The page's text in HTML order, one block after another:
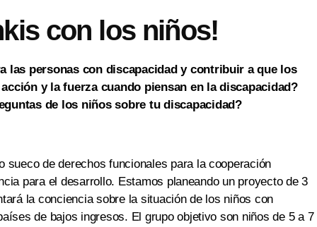
con los niños!
las personas con discapacidad y contribuir a que los
y la fuerza cuando piensan en la discapacidad?
de los niños sobre tu discapacidad?
sueco de derechos funcionales para la cooperación
para el desarrollo. Estamos planeando un proyecto de 3
la conciencia sobre la situación de los niños con
de bajos ingresos. El grupo objetivo son niños de 5 a 7